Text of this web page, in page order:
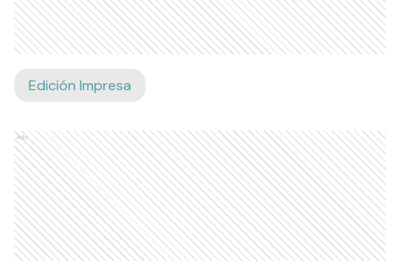
Edición Impresa
Ads